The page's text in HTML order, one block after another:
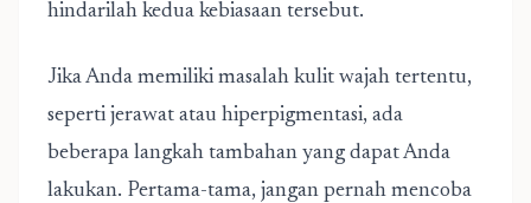
hindarilah kedua kebiasaan tersebut.
Jika Anda memiliki masalah kulit wajah tertentu,
seperti jerawat atau hiperpigmentasi, ada
beberapa langkah tambahan yang dapat Anda
lakukan. Pertama-tama, jangan pernah mencoba